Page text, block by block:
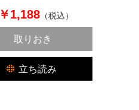
￥1,188 （税込）
取りおき
立ち読み